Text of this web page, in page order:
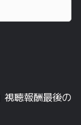
視聴報酬最後の